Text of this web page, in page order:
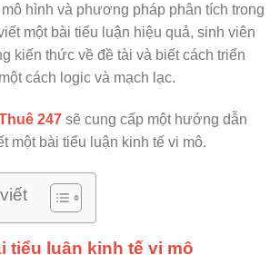
hình và phương pháp phân tích trong
một bài tiểu luận hiệu quả, sinh viên
kiến thức về đề tài và biết cách triển
cách logic và mạch lạc.
247 sẽ cung cấp một hướng dẫn
một bài tiểu luận kinh tế vi mô.
tiểu luận kinh tế vi mô